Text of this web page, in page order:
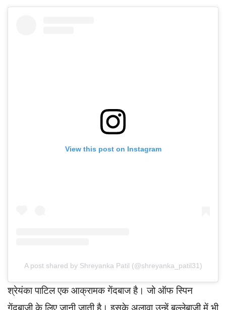
View this post on Instagram
A post shared by Shreyanka Patil (@shreyanka_patil31)
श्रेयंका पाटिल एक आक्रामक गेंदबाज है। जो ऑफ स्पिन
गेंदबाजी के लिए जानी जाती है। इसके अलावा उन्हें बल्लेबाजी में भी